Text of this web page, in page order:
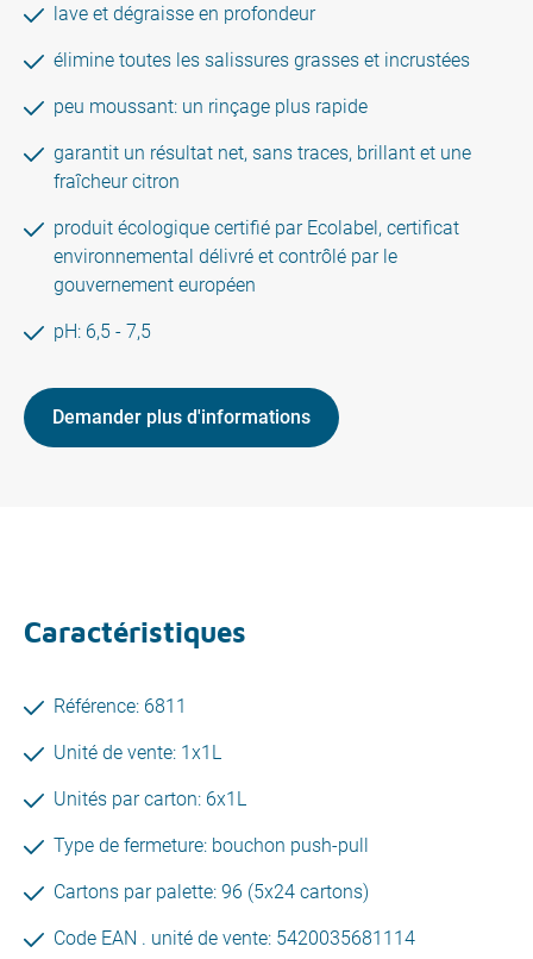
lave et dégraisse en profondeur
élimine toutes les salissures grasses et incrustées
peu moussant: un rinçage plus rapide
garantit un résultat net, sans traces, brillant et une
fraîcheur citron
produit écologique certifié par Ecolabel, certificat
environnemental délivré et contrôlé par le
gouvernement européen
pH: 6,5 - 7,5
Demander plus d'informations
Caractéristiques
Référence: 6811
Unité de vente: 1x1L
Unités par carton: 6x1L
Type de fermeture: bouchon push-pull
Cartons par palette: 96 (5x24 cartons)
Code EAN . unité de vente: 5420035681114